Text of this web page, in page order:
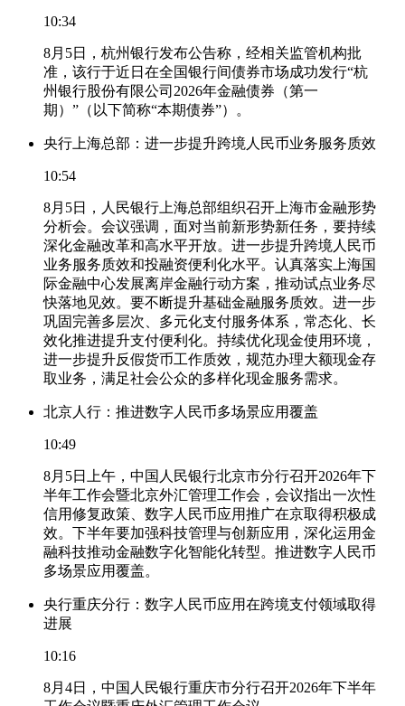
10:34
8月5日，杭州银行发布公告称，经相关监管机构批
准，该行于近日在全国银行间债券市场成功发行“杭
州银行股份有限公司2026年金融债券（第一
期）”（以下简称“本期债券”）。
央行上海总部：进一步提升跨境人民币业务服务质效
10:54
8月5日，人民银行上海总部组织召开上海市金融形势
分析会。会议强调，面对当前新形势新任务，要持续
深化金融改革和高水平开放。进一步提升跨境人民币
业务服务质效和投融资便利化水平。认真落实上海国
际金融中心发展离岸金融行动方案，推动试点业务尽
快落地见效。要不断提升基础金融服务质效。进一步
巩固完善多层次、多元化支付服务体系，常态化、长
效化推进提升支付便利化。持续优化现金使用环境，
进一步提升反假货币工作质效，规范办理大额现金存
取业务，满足社会公众的多样化现金服务需求。
北京人行：推进数字人民币多场景应用覆盖
10:49
8月5日上午，中国人民银行北京市分行召开2026年下
半年工作会暨北京外汇管理工作会，会议指出一次性
信用修复政策、数字人民币应用推广在京取得积极成
效。下半年要加强科技管理与创新应用，深化运用金
融科技推动金融数字化智能化转型。推进数字人民币
多场景应用覆盖。
央行重庆分行：数字人民币应用在跨境支付领域取得
进展
10:16
8月4日，中国人民银行重庆市分行召开2026年下半年